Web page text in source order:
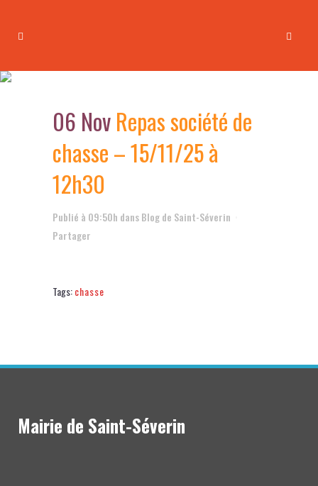
06 NovRepas société de
chasse – 15/11/25 à
12h30
Publié à 09:50h dansBlog de Saint-Séverin
Partager
Tags:chasse
Mairie de Saint-Séverin